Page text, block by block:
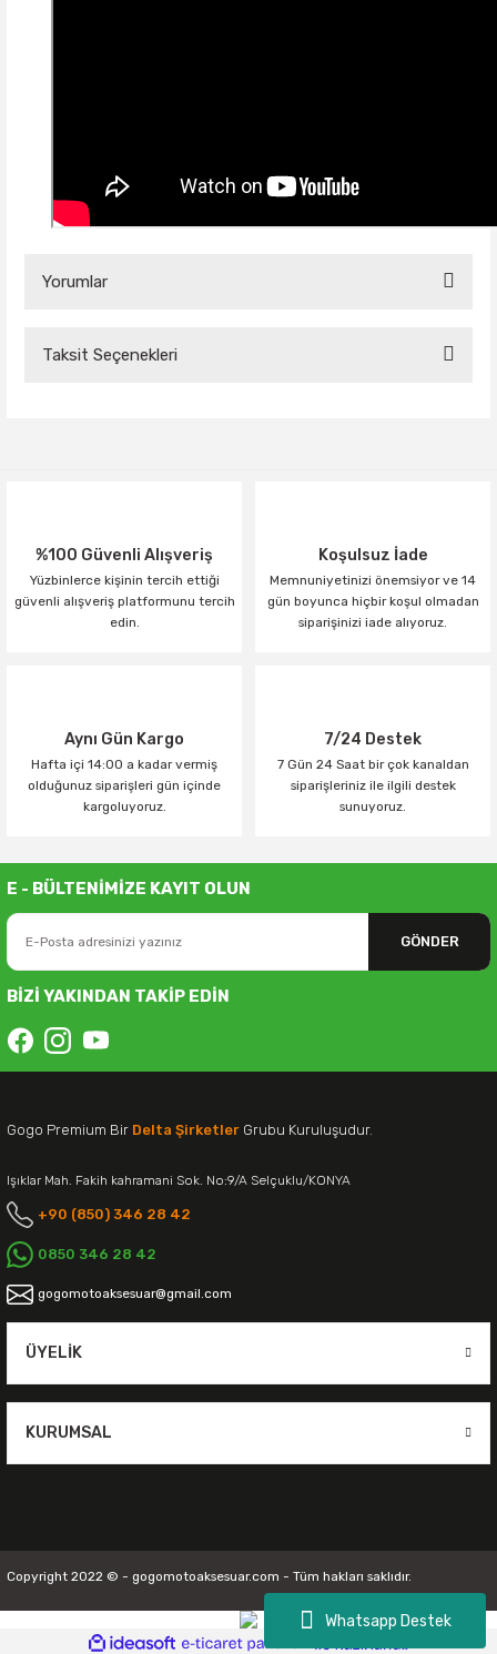
Whatsapp Destek
Yorumlar
Taksit Seçenekleri
%100 Güvenli Alışveriş
Yüzbinlerce kişinin tercih ettiği
güvenli alışveriş platformunu tercih
edin.
Koşulsuz İade
Memnuniyetinizi önemsiyor ve 14
gün boyunca hiçbir koşul olmadan
siparişinizi iade alıyoruz.
Aynı Gün Kargo
Hafta içi 14:00 a kadar vermiş
olduğunuz siparişleri gün içinde
kargoluyoruz.
7/24 Destek
7 Gün 24 Saat bir çok kanaldan
siparişleriniz ile ilgili destek
sunuyoruz.
E - BÜLTENİMİZE KAYIT OLUN
GÖNDER
BİZİ YAKINDAN TAKİP EDİN
Gogo Premium Bir Delta Şirketler Grubu Kuruluşudur.
Işıklar Mah. Fakih kahramani Sok. No:9/A Selçuklu/KONYA
+90 (850) 346 28 42
0850 346 28 42
gogomotoaksesuar@gmail.com
ÜYELIK
KURUMSAL
Copyright 2022 © - gogomotoaksesuar.com - Tüm hakları saklıdır.
ideasoft